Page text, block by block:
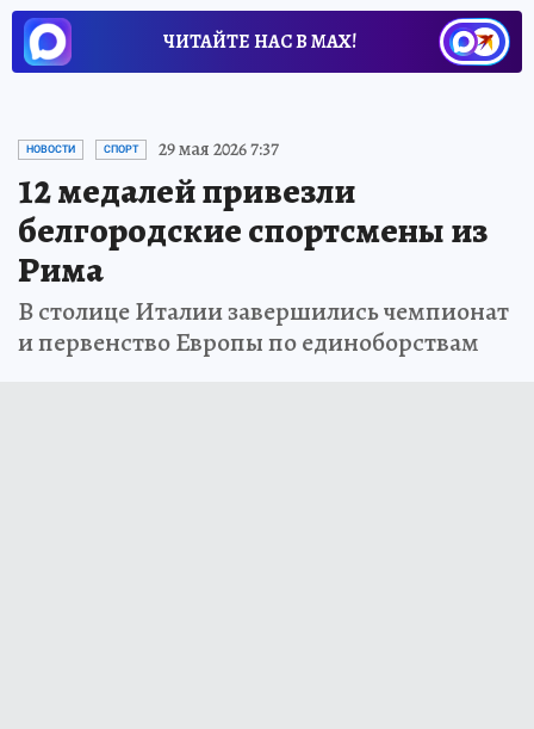
ЧИТАЙТЕ НАС В МАХ!
НОВОСТИ СПОРТ 29 мая 2026 7:37
12 медалей привезли
белгородские спортсмены из
Рима
В столице Италии завершились чемпионат
и первенство Европы по единоборствам